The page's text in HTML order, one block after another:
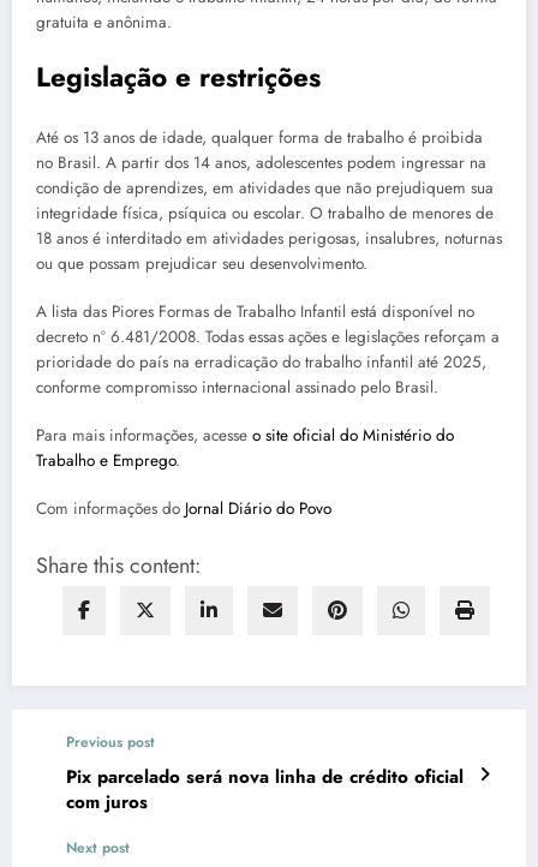
gratuita e anônima.
Legislação e restrições
Até os 13 anos de idade, qualquer forma de trabalho é proibida
no Brasil. A partir dos 14 anos, adolescentes podem ingressar na
condição de aprendizes, em atividades que não prejudiquem sua
integridade física, psíquica ou escolar. O trabalho de menores de
18 anos é interditado em atividades perigosas, insalubres, noturnas
ou que possam prejudicar seu desenvolvimento.
A lista das Piores Formas de Trabalho Infantil está disponível no
decreto nº 6.481/2008. Todas essas ações e legislações reforçam a
prioridade do país na erradicação do trabalho infantil até 2025,
conforme compromisso internacional assinado pelo Brasil.
Para mais informações, acesse o site oficial do Ministério do
Trabalho e Emprego.
Com informações do Jornal Diário do Povo
Share this content:
Previous post
Pix parcelado será nova linha de crédito oficial
com juros
Next post